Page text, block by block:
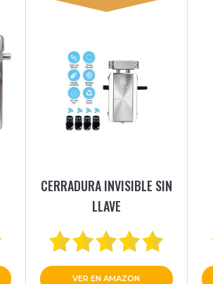
CERRADURA INVISIBLE SIN
LLAVE
VER EN AMAZON